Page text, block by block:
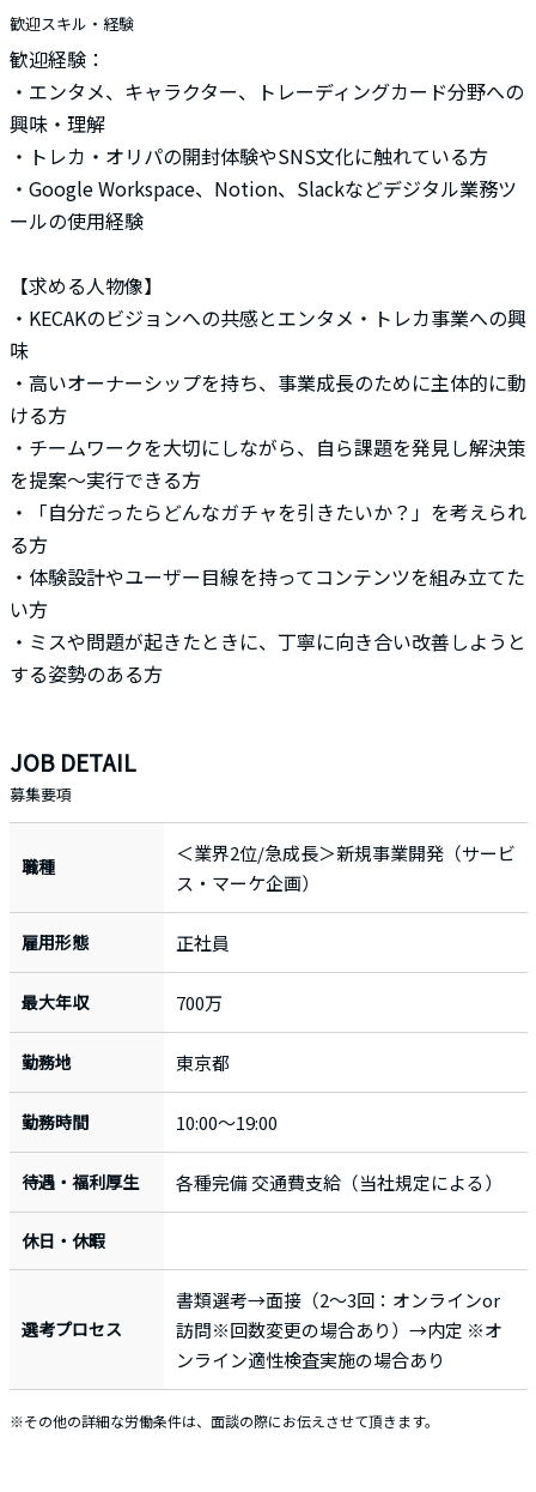
歓迎スキル・経験
歓迎経験：
・エンタメ、キャラクター、トレーディングカード分野への
興味・理解
・トレカ・オリパの開封体験やSNS文化に触れている方
・Google Workspace、Notion、Slackなどデジタル業務ツ
ールの使用経験
【求める人物像】
・KECAKのビジョンへの共感とエンタメ・トレカ事業への興
味
・高いオーナーシップを持ち、事業成長のために主体的に動
ける方
・チームワークを大切にしながら、自ら課題を発見し解決策
を提案〜実行できる方
・「自分だったらどんなガチャを引きたいか？」を考えられ
る方
・体験設計やユーザー目線を持ってコンテンツを組み立てた
い方
・ミスや問題が起きたときに、丁寧に向き合い改善しようと
する姿勢のある方
JOB DETAIL
募集要項
職種
＜業界2位/急成長＞新規事業開発（サービ
ス・マーケ企画）
雇用形態 正社員
最大年収 700万
勤務地 東京都
勤務時間 10:00〜19:00
待遇・福利厚生 各種完備 交通費支給（当社規定による）
休日・休暇
選考プロセス
書類選考→面接（2〜3回：オンラインor
訪問※回数変更の場合あり）→内定 ※オ
ンライン適性検査実施の場合あり
※その他の詳細な労働条件は、面談の際にお伝えさせて頂きます。